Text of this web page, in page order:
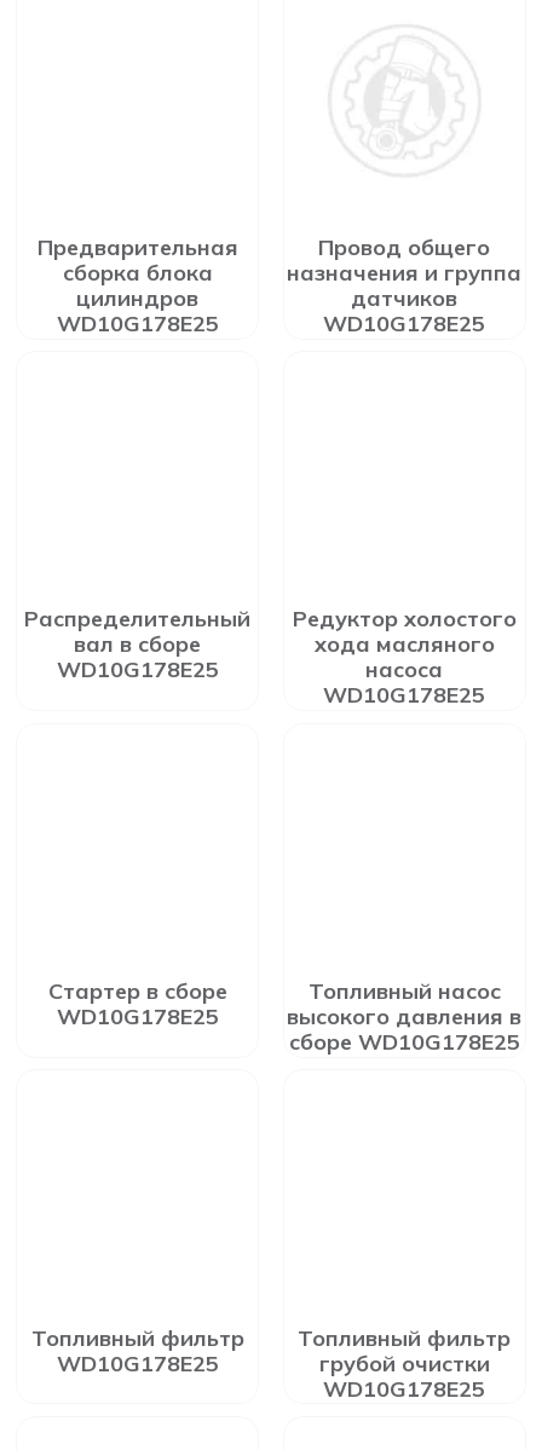
Предварительная
сборка блока
цилиндров
WD10G178E25
Провод общего
назначения и группа
датчиков
WD10G178E25
Распределительный
вал в сборе
WD10G178E25
Редуктор холостого
хода масляного
насоса
WD10G178E25
Стартер в сборе
WD10G178E25
Топливный насос
высокого давления в
сборе WD10G178E25
Топливный фильтр
WD10G178E25
Топливный фильтр
грубой очистки
WD10G178E25